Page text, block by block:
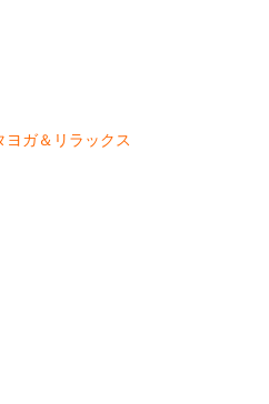
ガ＆リラックス